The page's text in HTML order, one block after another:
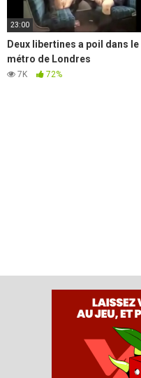
23:00
Deux libertines a poil dans le
métro de Londres
7K 72%